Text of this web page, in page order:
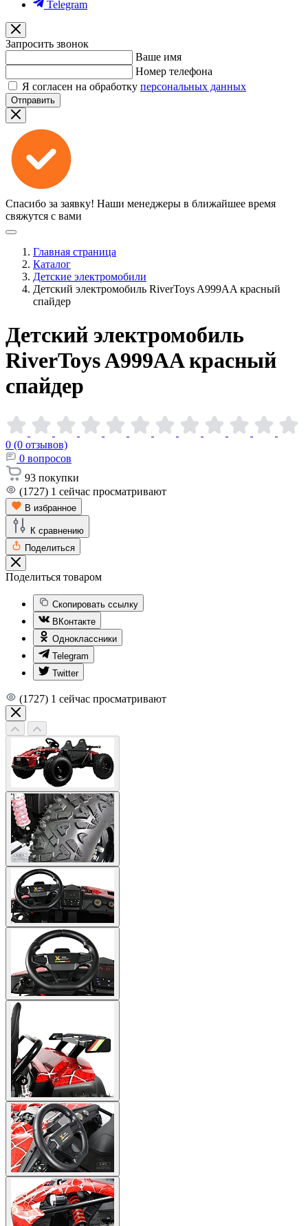
Telegram
Запросить звонок
Ваше имя
Номер телефона
Я согласен на обработку персональных данных
Отправить
Спасибо за заявку! Наши менеджеры в ближайшее время
свяжутся с вами
Главная страница
Каталог
Детские электромобили
Детский электромобиль RiverToys A999AA красный
спайдер
Детский электромобиль
RiverToys A999AA красный
спайдер
0 (0 отзывов)
0 вопросов
93 покупки
(1727) 1 сейчас просматривают
В избранное
К сравнению
Поделиться
Поделиться товаром
Скопировать ссылку
ВКонтакте
Одноклассники
Telegram
Twitter
(1727) 1 сейчас просматривают